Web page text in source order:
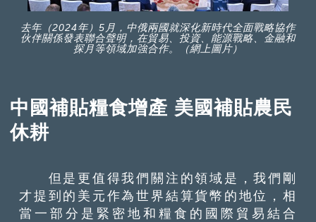
去年（2024年）5月，中俄兩國就深化新時代全面戰略協作
伙伴關係發表聯合聲明，在貿易、投資、能源戰略、金融和
探月等領域加強合作。（網上圖片）
中國補貼糧食增產 美國補貼農民
休耕
但是更值得我們關注的領域是，我們剛
才提到的美元作為世界結算貨幣的地位，相
當一部分是緊密地和糧食的國際貿易結合